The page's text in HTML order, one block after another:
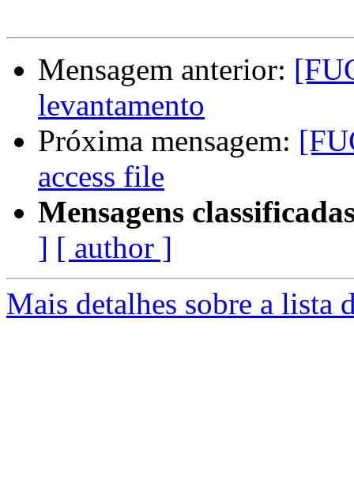
Mensagem anterior:
levantamento
Próxima mensagem:
access file
Mensagens
] [ author ]
Mais detalhes sobre a lista